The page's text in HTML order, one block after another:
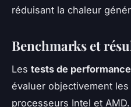
réduisant la chaleur
Benchmarks et
Les tests de performance
évaluer objectivement
processeurs Intel et